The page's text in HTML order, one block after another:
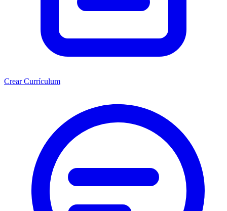
Crear Currículum